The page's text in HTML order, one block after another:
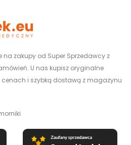
na zakupy od Super Sprzedawcy z
U nas kupisz oryginalne
i szybką dostawą z magazynu